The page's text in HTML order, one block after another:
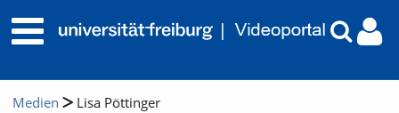
Medien Lisa Pöttinger